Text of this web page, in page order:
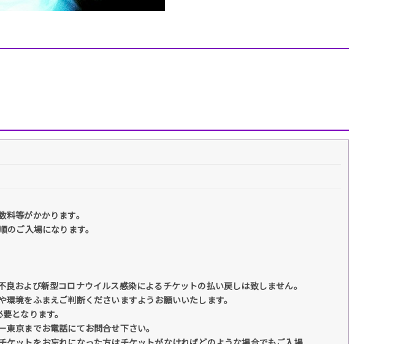
等がかかります。
のご⼊場になります。
および新型コロナウイルス感染によるチケットの払い戻しは致しません。
境をふまえご判断くださいますようお願いいたします。
となります。
京までお電話にてお問合せ下さい。